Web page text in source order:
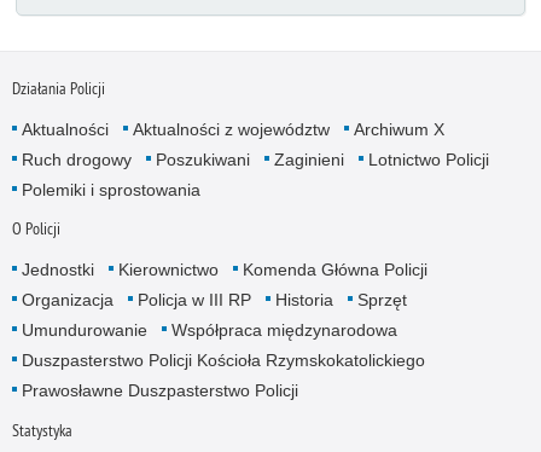
Działania Policji
Aktualności Aktualności z województw
Archiwum X
Ruch drogowy
Poszukiwani Zaginieni
Lotnictwo Policji
Polemiki i sprostowania
O Policji
Jednostki Kierownictwo
Komenda Główna Policji
Organizacja
Policja w III RP Historia
Sprzęt
Umundurowanie
Współpraca międzynarodowa
Duszpasterstwo Policji Kościoła Rzymskokatolickiego
Prawosławne Duszpasterstwo Policji
Statystyka